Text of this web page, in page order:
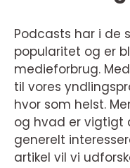
Podcasts har i de
popularitet og er
medieforbrug.
til vores
hvor som helst.
og hvad er vigtigt
generelt
artikel vil vi